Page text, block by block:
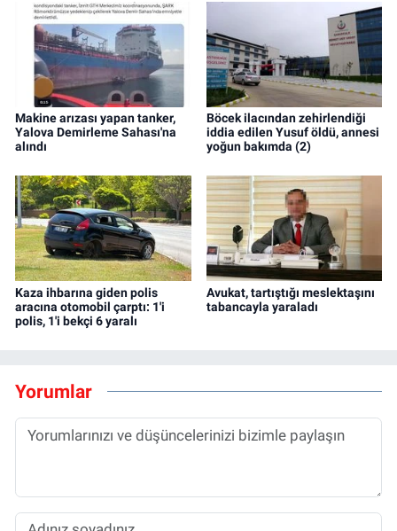
Makine arızası yapan tanker,
Yalova Demirleme Sahası'na
alındı
Böcek ilacından zehirlendiği
iddia edilen Yusuf öldü, annesi
yoğun bakımda (2)
Kaza ihbarına giden polis
aracına otomobil çarptı: 1'i
polis, 1'i bekçi 6 yaralı
Avukat, tartıştığı meslektaşını
tabancayla yaraladı
Yorumlar